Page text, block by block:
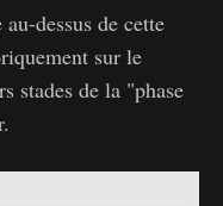
dessus de cette
sur le
stades de la "phase